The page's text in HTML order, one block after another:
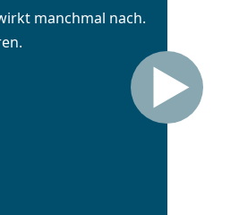
manchmal nach.